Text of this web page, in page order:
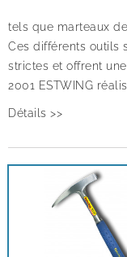
tels que marteaux de
Ces différents outils
strictes et offrent
2001 ESTWING
Détails >>